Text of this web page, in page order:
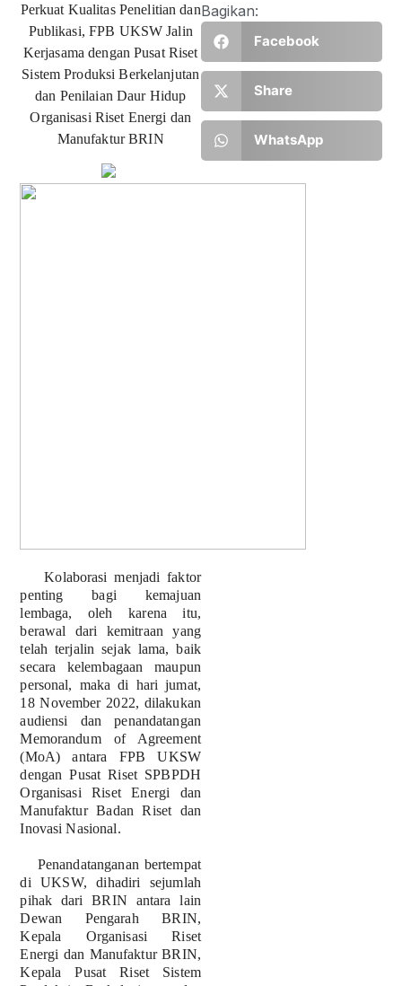
Perkuat Kualitas Penelitian dan
Publikasi, FPB UKSW Jalin
Kerjasama dengan Pusat Riset
Sistem Produksi Berkelanjutan
dan Penilaian Daur Hidup
Organisasi Riset Energi dan
Manufaktur BRIN
Kolaborasi menjadi faktor
penting bagi kemajuan
lembaga, oleh karena itu,
berawal dari kemitraan yang
telah terjalin sejak lama, baik
secara kelembagaan maupun
personal, maka di hari jumat,
18 November 2022, dilakukan
audiensi dan penandatangan
Memorandum of Agreement
(MoA) antara FPB UKSW
dengan Pusat Riset SPBPDH
Organisasi Riset Energi dan
Manufaktur Badan Riset dan
Inovasi Nasional.
Penandatanganan bertempat
di UKSW, dihadiri sejumlah
pihak dari BRIN antara lain
Dewan Pengarah BRIN,
Kepala Organisasi Riset
Energi dan Manufaktur BRIN,
Kepala Pusat Riset Sistem
Bagikan:
Facebook
Share
WhatsApp